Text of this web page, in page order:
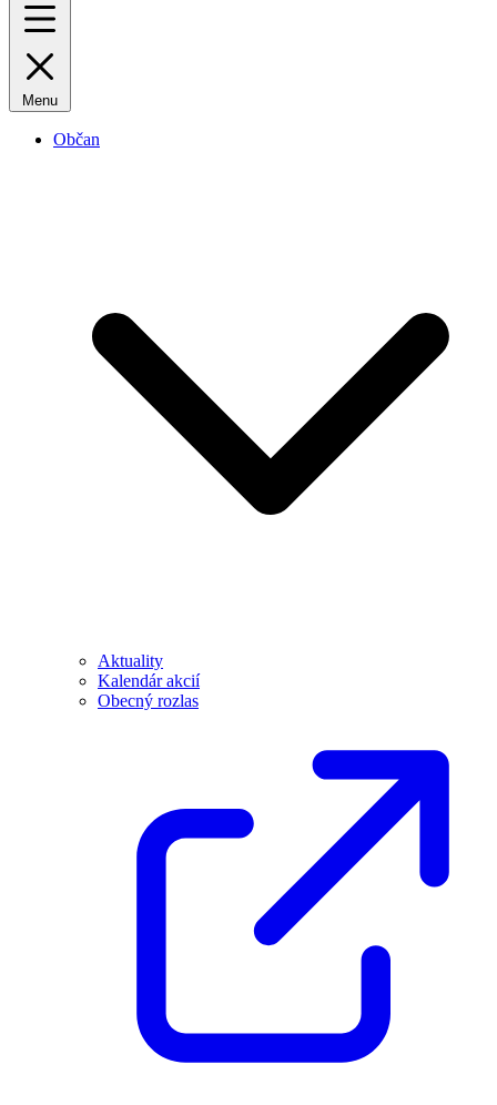
Menu
Občan
Aktuality
Kalendár akcií
Obecný rozlas